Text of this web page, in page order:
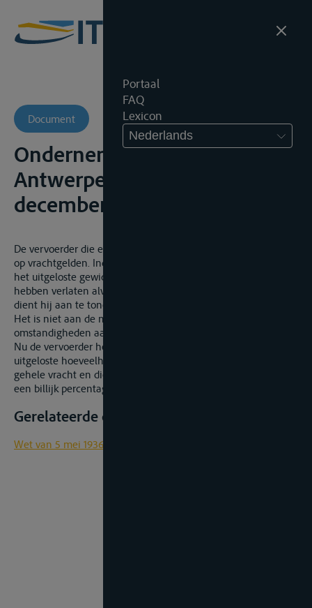
Portaal
FAQ
Lexicon
Nederlands
Document
Ondernemingsrechtbank
Antwerpen, afd. Antwerpen, 11
december 2018, A/18/587
De vervoerder die een transport heeft uitgevoerd, heeft recht
op vrachtgelden. Indien de vervoerder echter heeft nagelaten
het uitgeloste gewicht vast te stellen, door de losplaats te
hebben verlaten alvorens deze vaststelling kon plaatsvinden,
dient hij aan te tonen hoeveel werd gelost (en dus vervoerd).
Het is niet aan de medecontractant om in de gegeven
omstandigheden aan te tonen dat er manco was.
Nu de vervoerder het bewijs niet levert van de juiste
uitgeloste hoeveelheid kan hij geen aanspraak maken op de
gehele vracht en dient deze ex aequo et bono vastgesteld op
een billijk percentage van de overeengekomen vracht.
Gerelateerde documenten
Wet van 5 mei 1936 op de binnenbevrachting